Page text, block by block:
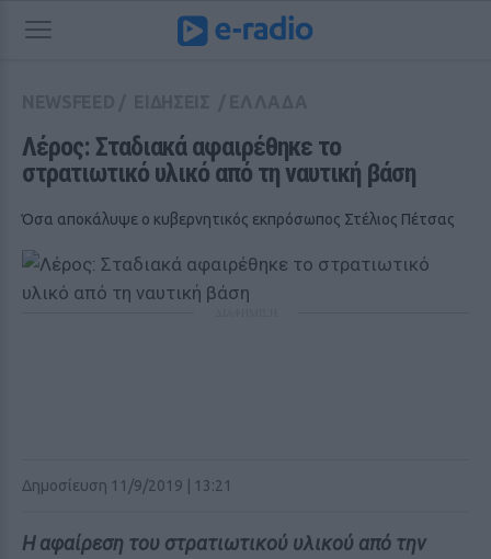
Λέρος: Σταδιακά αφαιρέθηκε το
στρατιωτικό υλικό από τη ναυτική βάση
Όσα αποκάλυψε ο κυβερνητικός εκπρόσωπος Στέλιος Πέτσας
Δημοσίευση 11/9/2019 | 13:21
Η αφαίρεση του στρατιωτικού υλικού από την